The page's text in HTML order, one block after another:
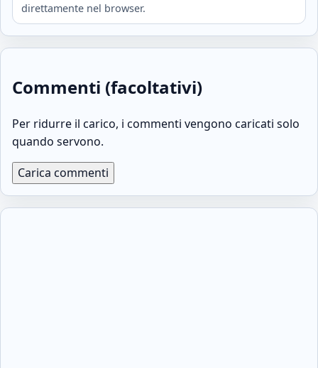
direttamente nel browser.
Commenti (facoltativi)
Per ridurre il carico, i commenti vengono caricati solo
quando servono.
Carica commenti